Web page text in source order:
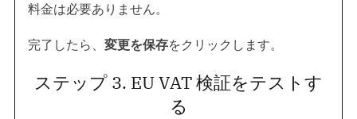
料金は必要ありません。
完了したら、 変更を保存をクリックします。
ステップ 3. EU VAT 検証をテストす
る